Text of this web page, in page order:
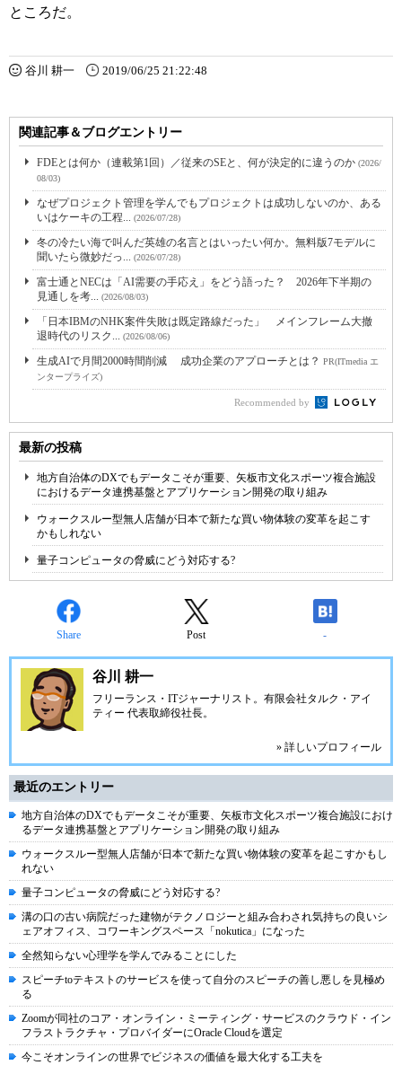
ところだ。
谷川 耕一 2019/06/25 21:22:48
関連記事＆ブログエントリー
FDEとは何か（連載第1回）／従来のSEと、何が決定的に違うのか (2026/
08/03)
なぜプロジェクト管理を学んでもプロジェクトは成功しないのか、ある
いはケーキの工程... (2026/07/28)
冬の冷たい海で叫んだ英雄の名言とはいったい何か。無料版7モデルに
聞いたら微妙だっ... (2026/07/28)
富士通とNECは「AI需要の手応え」をどう語った？ 2026年下半期の
見通しを考... (2026/08/03)
「日本IBMのNHK案件失敗は既定路線だった」 メインフレーム大撤
退時代のリスク... (2026/08/06)
生成AIで月間2000時間削減 成功企業のアプローチとは？ PR(ITmedia エ
ンタープライズ)
Recommended by
最新の投稿
地方自治体のDXでもデータこそが重要、矢板市文化スポーツ複合施設
におけるデータ連携基盤とアプリケーション開発の取り組み
ウォークスルー型無人店舗が日本で新たな買い物体験の変革を起こす
かもしれない
量子コンピュータの脅威にどう対応する?
Share Post -
谷川 耕一
フリーランス・ITジャーナリスト。有限会社タルク・アイ
ティー 代表取締役社長。
» 詳しいプロフィール
最近のエントリー
地方自治体のDXでもデータこそが重要、矢板市文化スポーツ複合施設におけ
るデータ連携基盤とアプリケーション開発の取り組み
ウォークスルー型無人店舗が日本で新たな買い物体験の変革を起こすかもし
れない
量子コンピュータの脅威にどう対応する?
溝の口の古い病院だった建物がテクノロジーと組み合わされ気持ちの良いシ
ェアオフィス、コワーキングスペース「nokutica」になった
全然知らない心理学を学んでみることにした
スピーチtoテキストのサービスを使って自分のスピーチの善し悪しを見極め
る
Zoomが同社のコア・オンライン・ミーティング・サービスのクラウド・イン
フラストラクチャ・プロバイダーにOracle Cloudを選定
今こそオンラインの世界でビジネスの価値を最大化する工夫を